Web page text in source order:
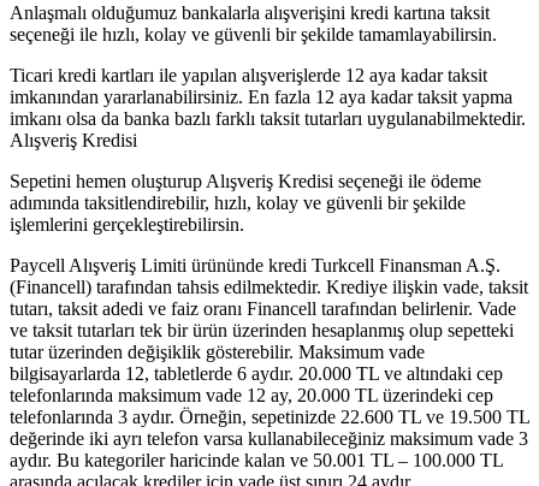
Anlaşmalı olduğumuz bankalarla alışverişini kredi kartına taksit
seçeneği ile hızlı, kolay ve güvenli bir şekilde tamamlayabilirsin.
Ticari kredi kartları ile yapılan alışverişlerde 12 aya kadar taksit
imkanından yararlanabilirsiniz. En fazla 12 aya kadar taksit yapma
imkanı olsa da banka bazlı farklı taksit tutarları uygulanabilmektedir.
Alışveriş Kredisi
Sepetini hemen oluşturup Alışveriş Kredisi seçeneği ile ödeme
adımında taksitlendirebilir, hızlı, kolay ve güvenli bir şekilde
işlemlerini gerçekleştirebilirsin.
Paycell Alışveriş Limiti ürününde kredi Turkcell Finansman A.Ş.
(Financell) tarafından tahsis edilmektedir. Krediye ilişkin vade, taksit
tutarı, taksit adedi ve faiz oranı Financell tarafından belirlenir. Vade
ve taksit tutarları tek bir ürün üzerinden hesaplanmış olup sepetteki
tutar üzerinden değişiklik gösterebilir. Maksimum vade
bilgisayarlarda 12, tabletlerde 6 aydır. 20.000 TL ve altındaki cep
telefonlarında maksimum vade 12 ay, 20.000 TL üzerindeki cep
telefonlarında 3 aydır. Örneğin, sepetinizde 22.600 TL ve 19.500 TL
değerinde iki ayrı telefon varsa kullanabileceğiniz maksimum vade 3
aydır. Bu kategoriler haricinde kalan ve 50.001 TL – 100.000 TL
arasında açılacak krediler için vade üst sınırı 24 aydır.